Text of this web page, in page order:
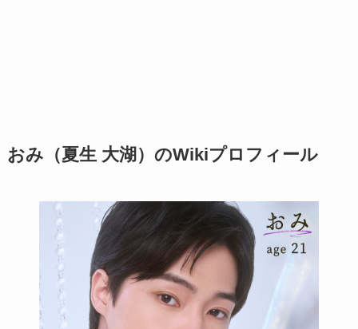
おみ（夏生 大湖）のWikiプロフィール